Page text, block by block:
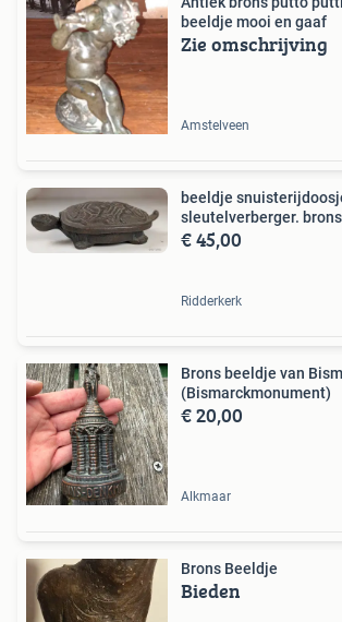
beeldje mooi en gaaf
Zie omschrijving
Amstelveen
beeldje
sleutelverberger.
€ 45,00
Ridderkerk
Brons beeldje van
(Bismarckmonument)
€ 20,00
Alkmaar
Brons Beeldje
Bieden